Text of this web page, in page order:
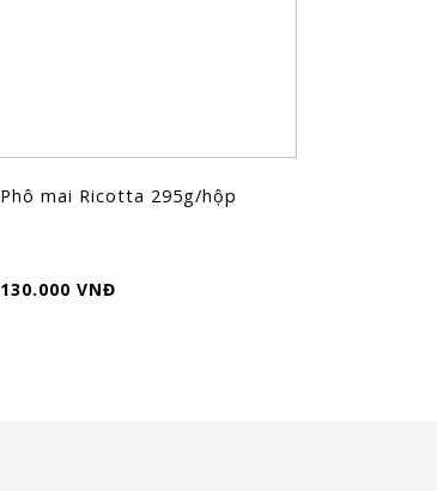
Phô mai Ricotta 295g/hộp
130.000 VNĐ